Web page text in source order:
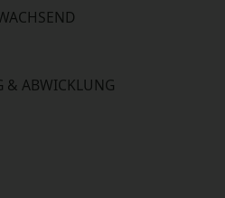
& ABWICKLUNG